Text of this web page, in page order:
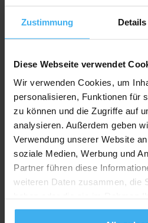
Zustimmung Details
Diese Webseite verwendet
Wir verwenden Cookies, um
personalisieren, Funktionen für
zu können und die Zugriffe auf
analysieren. Außerdem geben
Verwendung unserer Website
soziale Medien, Werbung und
Partner führen diese
weiteren Daten zusammen, die
gesammelt haben.